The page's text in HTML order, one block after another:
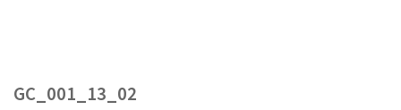
GC_001_13_02